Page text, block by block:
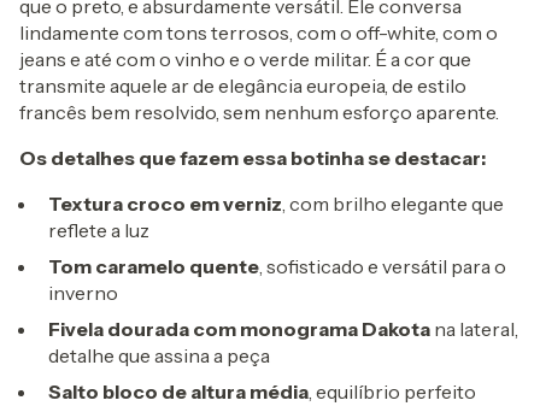
que o preto, e absurdamente versátil. Ele conversa
lindamente com tons terrosos, com o off-white, com o
jeans e até com o vinho e o verde militar. É a cor que
transmite aquele ar de elegância europeia, de estilo
francês bem resolvido, sem nenhum esforço aparente.
Os detalhes que fazem essa botinha se destacar:
Textura croco em verniz, com brilho elegante que
reflete a luz
Tom caramelo quente, sofisticado e versátil para o
inverno
Fivela dourada com monograma Dakota na lateral,
detalhe que assina a peça
Salto bloco de altura média, equilíbrio perfeito